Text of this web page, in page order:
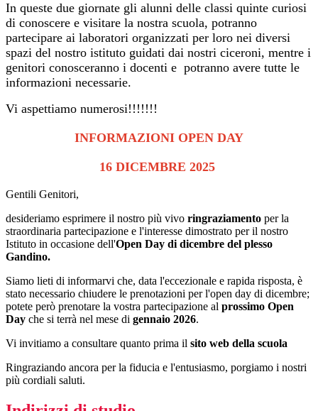
In queste due giornate gli alunni delle classi quinte curiosi
di conoscere e visitare la nostra scuola, potranno
partecipare ai laboratori organizzati per loro nei diversi
spazi del nostro istituto guidati dai nostri ciceroni, mentre i
genitori conosceranno i docenti e potranno avere tutte le
informazioni necessarie.
Vi aspettiamo numerosi!!!!!!!
INFORMAZIONI OPEN DAY
16 DICEMBRE 2025
Gentili Genitori,
desideriamo esprimere il nostro più vivo ringraziamento per la
straordinaria partecipazione e l'interesse dimostrato per il nostro
Istituto in occasione dell'Open Day di dicembre del plesso
Gandino.
Siamo lieti di informarvi che, data l'eccezionale e rapida risposta, è
stato necessario chiudere le prenotazioni per l'open day di dicembre;
potete però prenotare la vostra partecipazione al prossimo Open
Day che si terrà nel mese di gennaio 2026.
Vi invitiamo a consultare quanto prima il sito web della scuola
Ringraziando ancora per la fiducia e l'entusiasmo, porgiamo i nostri
più cordiali saluti.